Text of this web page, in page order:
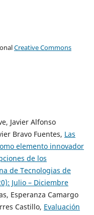
Creative Commons
Javier Alfonso
Bravo Fuentes, Las
elemento innovador
de los
de Tecnologias de
Julio – Diciembre
Esperanza Camargo
Castillo, Evaluación